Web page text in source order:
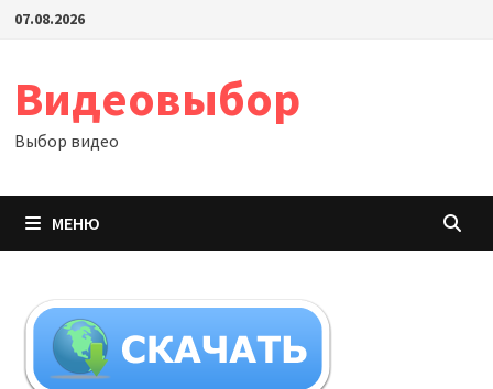
Перейти
07.08.2026
Видеовыбор
Выбор видео
МЕНЮ